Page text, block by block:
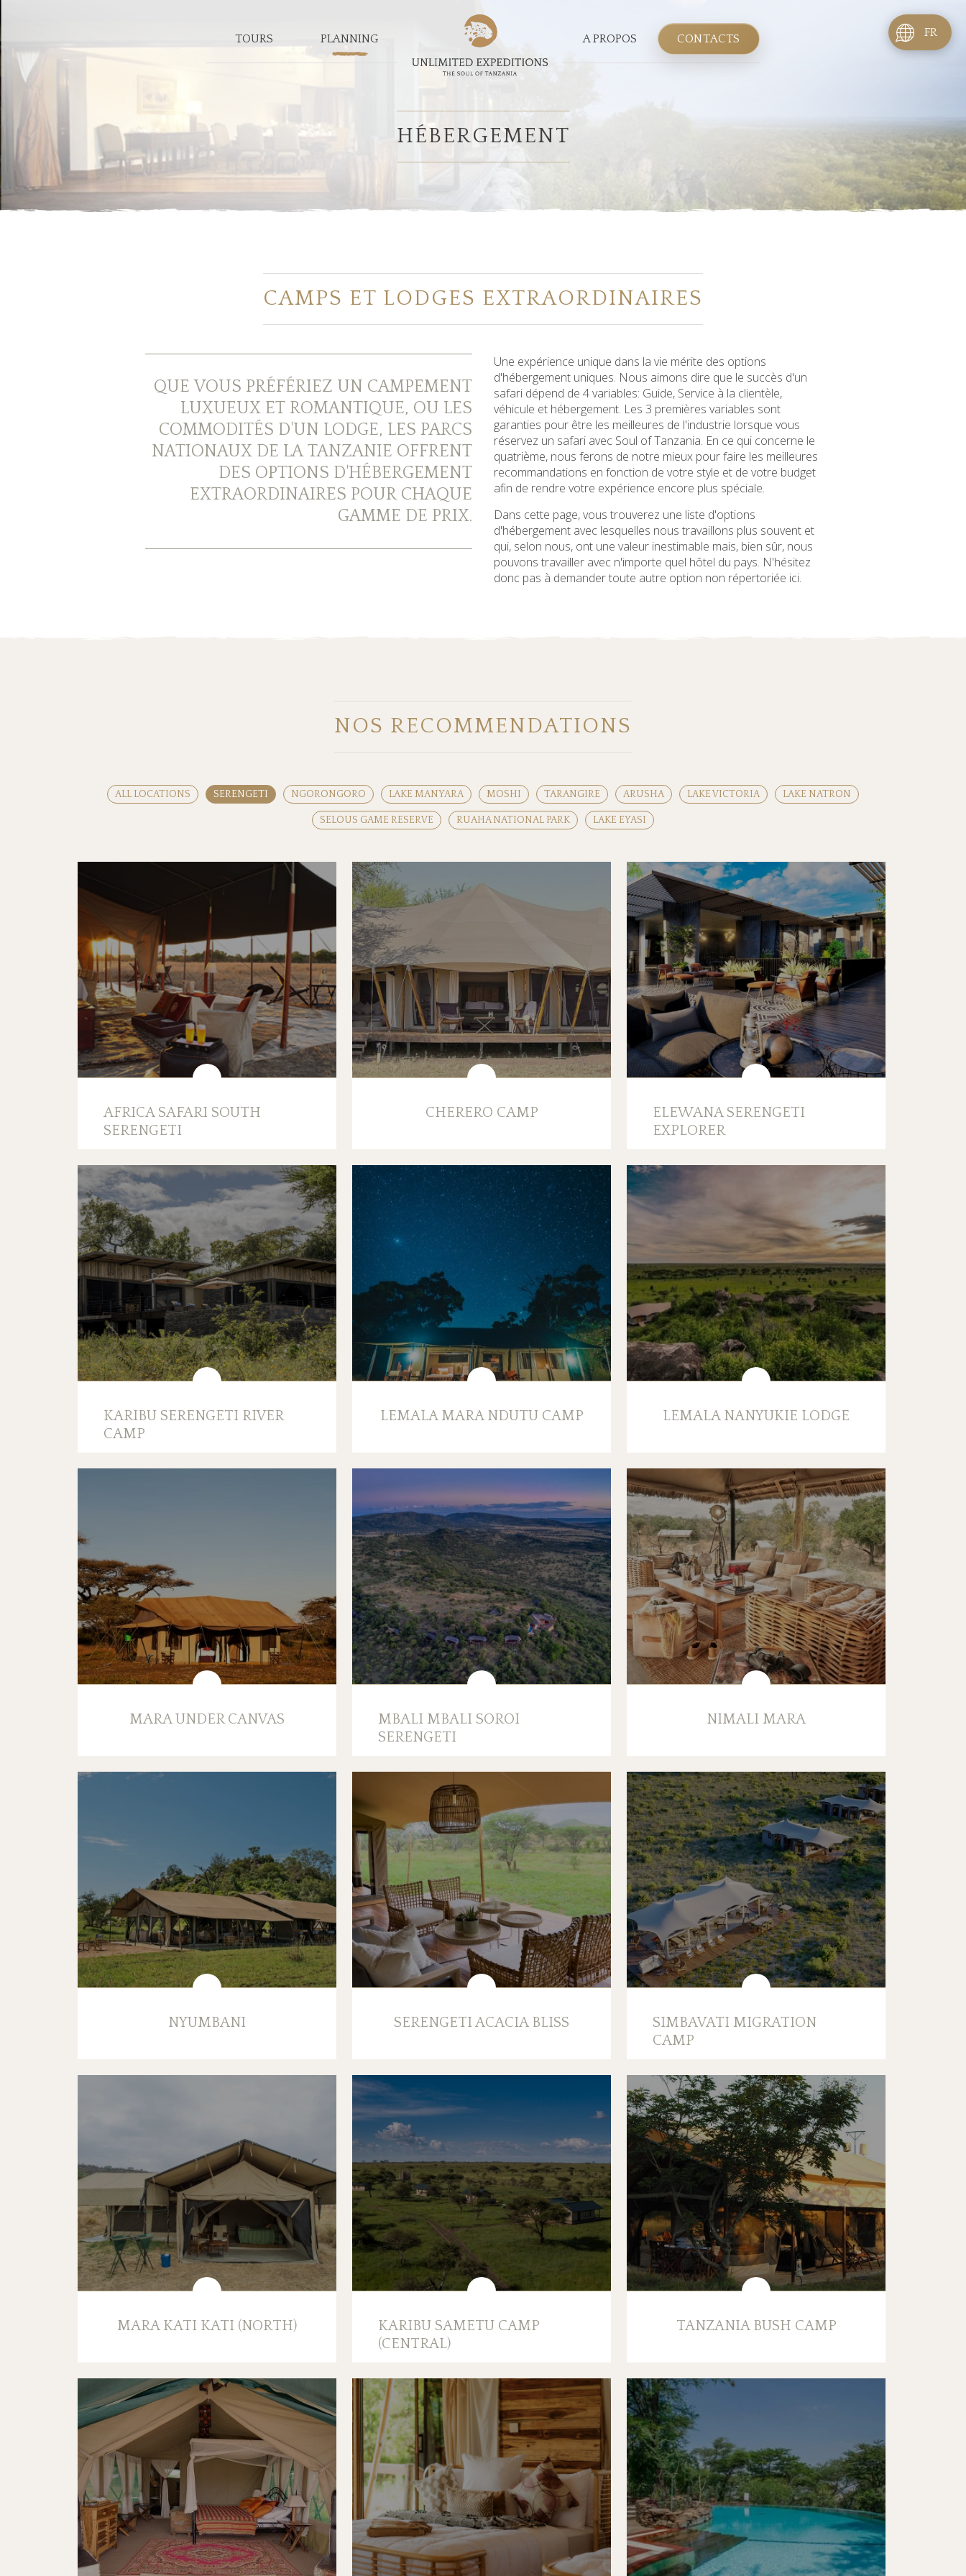
TOURS PLANNING A PROPOS CONTACTS
HÉBERGEMENT
CAMPS ET LODGES EXTRAORDINAIRES
QUE VOUS PRÉFÉRIEZ UN CAMPEMENT
LUXUEUX ET ROMANTIQUE, OU LES
COMMODITÉS D'UN LODGE, LES PARCS
NATIONAUX DE LA TANZANIE OFFRENT
DES OPTIONS D'HÉBERGEMENT
EXTRAORDINAIRES POUR CHAQUE
GAMME DE PRIX.
Une expérience unique dans la vie mérite des options
d'hébergement uniques. Nous aimons dire que le succès d'un
safari dépend de 4 variables: Guide, Service à la clientèle,
véhicule et hébergement. Les 3 premières variables sont
garanties pour être les meilleures de l'industrie lorsque vous
réservez un safari avec Soul of Tanzania. En ce qui concerne le
quatrième, nous ferons de notre mieux pour faire les meilleures
recommandations en fonction de votre style et de votre budget
afin de rendre votre expérience encore plus spéciale.
Dans cette page, vous trouverez une liste d'options
d'hébergement avec lesquelles nous travaillons plus souvent et
qui, selon nous, ont une valeur inestimable mais, bien sûr, nous
pouvons travailler avec n'importe quel hôtel du pays. N'hésitez
donc pas à demander toute autre option non répertoriée ici.
NOS RECOMMENDATIONS
ALL LOCATIONS SERENGETI NGORONGORO LAKE MANYARA MOSHI TARANGIRE ARUSHA LAKE VICTORIA LAKE NATRON
SELOUS GAME RESERVE RUAHA NATIONAL PARK LAKE EYASI
AFRICA SAFARI SOUTH
SERENGETI
CHERERO CAMP
ELEWANA SERENGETI
EXPLORER
KARIBU SERENGETI RIVER
CAMP
LEMALA MARA NDUTU CAMP LEMALA NANYUKIE LODGE
MARA UNDER CANVAS
MBALI MBALI SOROI
SERENGETI
NIMALI MARA
NYUMBANI SERENGETI ACACIA BLISS
SIMBAVATI MIGRATION
CAMP
MARA KATI KATI (NORTH)
KARIBU SAMETU CAMP
(CENTRAL)
TANZANIA BUSH CAMP
FR